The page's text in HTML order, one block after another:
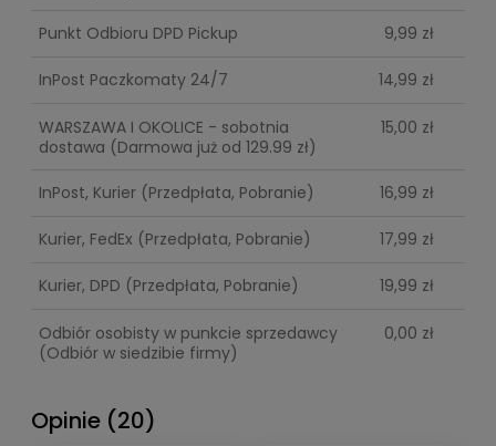
Punkt Odbioru DPD Pickup 9,99 zł
InPost Paczkomaty 24/7 14,99 zł
WARSZAWA I OKOLICE - sobotnia
dostawa (Darmowa już od 129.99 zł)
15,00 zł
InPost, Kurier (Przedpłata, Pobranie) 16,99 zł
Kurier, FedEx (Przedpłata, Pobranie) 17,99 zł
Kurier, DPD (Przedpłata, Pobranie) 19,99 zł
Odbiór osobisty w punkcie sprzedawcy
(Odbiór w siedzibie firmy)
0,00 zł
Opinie (20)